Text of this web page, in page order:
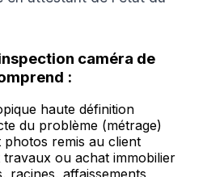
caméra de
:
haute définition
du problème (métrage)
photos remis au client
travaux ou achat immobilier